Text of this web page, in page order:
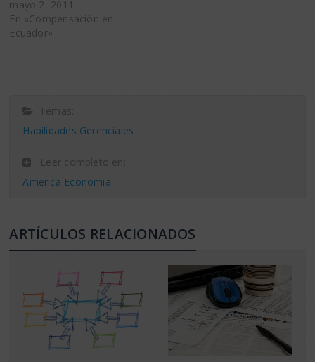
mayo 2, 2011
En «Compensación en
Ecuador»
Temas:
Habilidades Gerenciales
Leer completo en:
America Economia
ARTÍCULOS RELACIONADOS